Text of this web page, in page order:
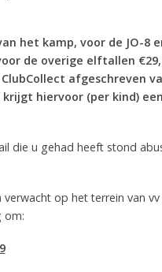
het kamp, voor de JO-8
de overige elftallen
afgeschreven
krijgt hiervoor (per kind)
die u gehad heeft stond
verwacht op het terrein van vv
om: